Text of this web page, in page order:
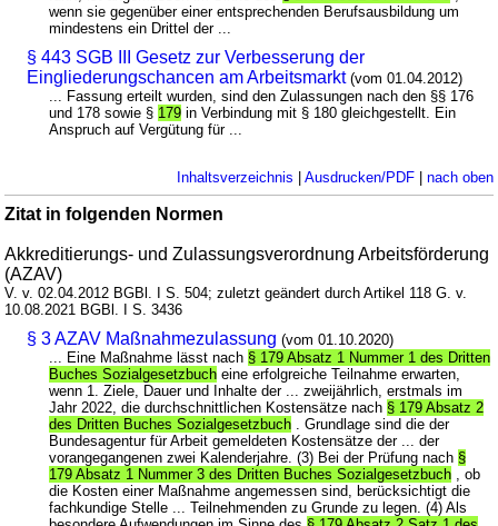
wenn sie gegenüber einer entsprechenden Berufsausbildung um
mindestens ein Drittel der ...
§ 443 SGB III Gesetz zur Verbesserung der
Eingliederungschancen am Arbeitsmarkt (vom 01.04.2012)
... Fassung erteilt wurden, sind den Zulassungen nach den §§ 176
und 178 sowie § 179 in Verbindung mit § 180 gleichgestellt. Ein
Anspruch auf Vergütung für ...
Inhaltsverzeichnis | Ausdrucken/PDF| nach oben
Zitat in folgenden Normen
Akkreditierungs- und Zulassungsverordnung Arbeitsförderung
(AZAV)
V. v. 02.04.2012 BGBl. I S. 504; zuletzt geändert durch Artikel 118 G. v.
10.08.2021 BGBl. I S. 3436
§ 3 AZAV Maßnahmezulassung (vom 01.10.2020)
... Eine Maßnahme lässt nach § 179 Absatz 1 Nummer 1 des Dritten
Buches Sozialgesetzbuch eine erfolgreiche Teilnahme erwarten,
wenn 1. Ziele, Dauer und Inhalte der ... zweijährlich, erstmals im
Jahr 2022, die durchschnittlichen Kostensätze nach § 179 Absatz 2
des Dritten Buches Sozialgesetzbuch . Grundlage sind die der
Bundesagentur für Arbeit gemeldeten Kostensätze der ... der
vorangegangenen zwei Kalenderjahre. (3) Bei der Prüfung nach §
179 Absatz 1 Nummer 3 des Dritten Buches Sozialgesetzbuch , ob
die Kosten einer Maßnahme angemessen sind, berücksichtigt die
fachkundige Stelle ... Teilnehmenden zu Grunde zu legen. (4) Als